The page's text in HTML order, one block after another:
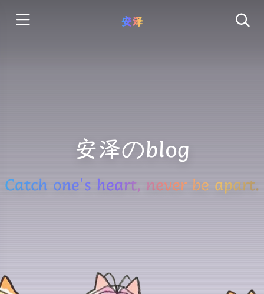
安泽
安泽のblog
Catch one's heart, never be apart.